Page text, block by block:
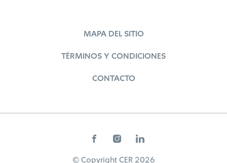
MAPA DEL SITIO
TÉRMINOS Y CONDICIONES
CONTACTO
© Copyright CER 2026